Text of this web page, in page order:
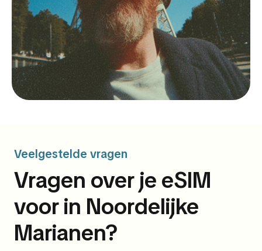
Veelgestelde vragen
Vragen over je eSIM
voor in Noordelijke
Marianen?